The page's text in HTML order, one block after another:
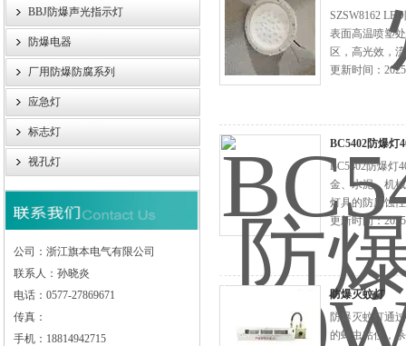
BBJ防爆声光指示灯
防爆电器
厂用防爆防腐系列
应急灯
标志灯
视孔灯
公司：浙江旗本电气有限公司
联系人：孙晓炎
电话：0577-27869671
传真：
手机：18814942715
SZSW8162
表面高温喷塑
区，高光效，
更新时间：
BC5402防爆灯
BC5402防爆灯
金、水泥、机
灯具的防腐蚀
用于各种室内
更新时间：
防爆灭蚊灯
防爆灭蚊灯通
的蝇虫粘住，